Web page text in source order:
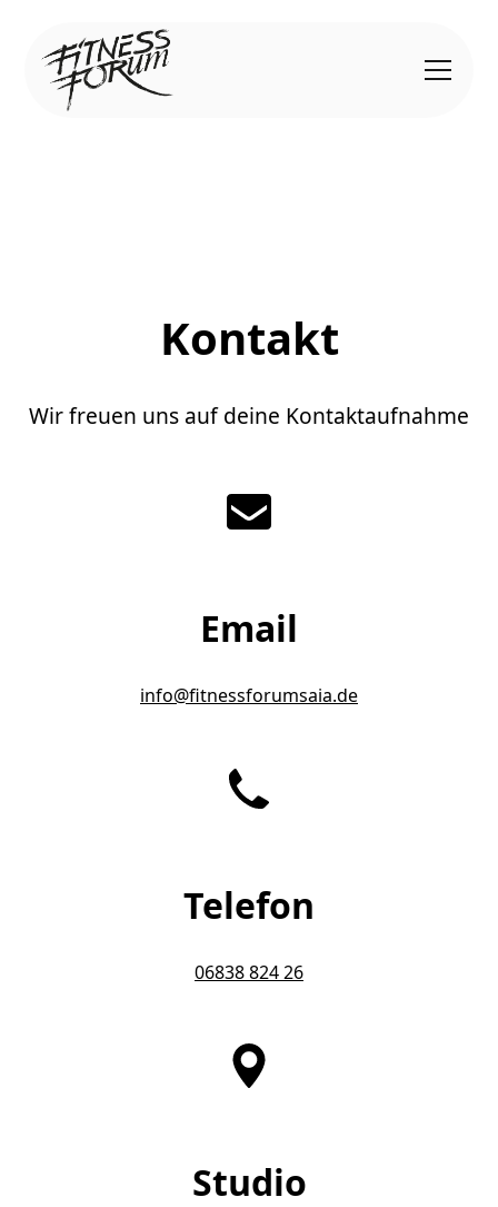
Kontakt
Wir freuen uns auf deine Kontaktaufnahme
Email
info@fitnessforumsaia.de
Telefon
06838 824 26
Studio